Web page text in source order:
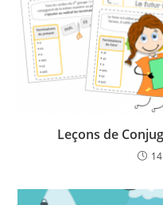
Leçons de